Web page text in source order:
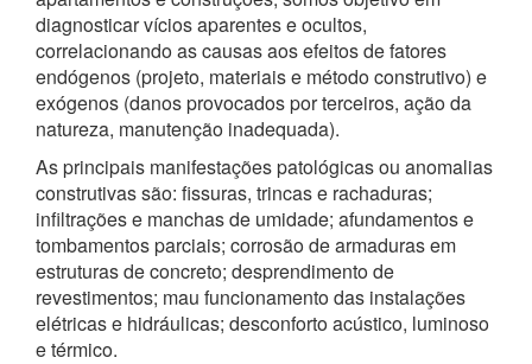
diagnosticar vícios aparentes e ocultos,
correlacionando as causas aos efeitos de fatores
endógenos (projeto, materiais e método construtivo) e
exógenos (danos provocados por terceiros, ação da
natureza, manutenção inadequada).
As principais manifestações patológicas ou anomalias
construtivas são: fissuras, trincas e rachaduras;
infiltrações e manchas de umidade; afundamentos e
tombamentos parciais; corrosão de armaduras em
estruturas de concreto; desprendimento de
revestimentos; mau funcionamento das instalações
elétricas e hidráulicas; desconforto acústico, luminoso
e térmico.